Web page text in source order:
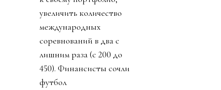
увеличить количество
международных
соревнований в два с
лишним раза (с 200 до
450). Финансисты сочли
футбол